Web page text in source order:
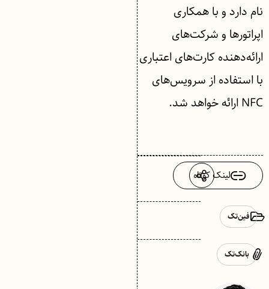
نام دارد و با همکاری
اپراتور‌ها و شرکت‌های
ارائه‌دهنده کارت‌های اعتباری
با استفاده از سرویس‌های
NFC ارائه خواهد شد.
لینک کوتاه
فین‌تک
بانک‌تک